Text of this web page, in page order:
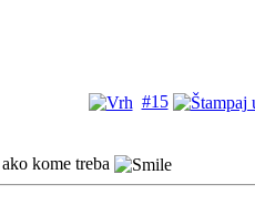
#15
kome treba